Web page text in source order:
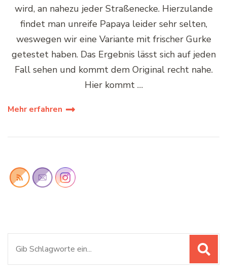
wird, an nahezu jeder Straßenecke. Hierzulande
findet man unreife Papaya leider sehr selten,
weswegen wir eine Variante mit frischer Gurke
getestet haben. Das Ergebnis lässt sich auf jeden
Fall sehen und kommt dem Original recht nahe.
Hier kommt …
Mehr erfahren